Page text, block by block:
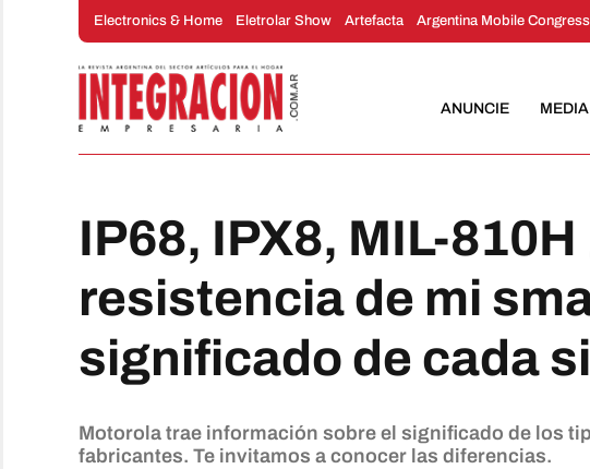
Electronics & Home Eletrolar Show Artefacta Argentina Mobile Congress
ANUNCIE
IP68, IPX8, MIL-
resistencia de mi
significado de cada
Motorola trae información sobre el significado de los
fabricantes. Te invitamos a conocer las diferencias.